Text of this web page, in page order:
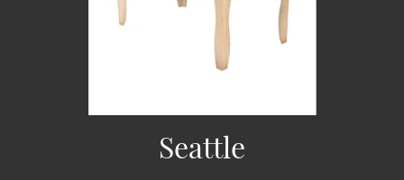
Seattle